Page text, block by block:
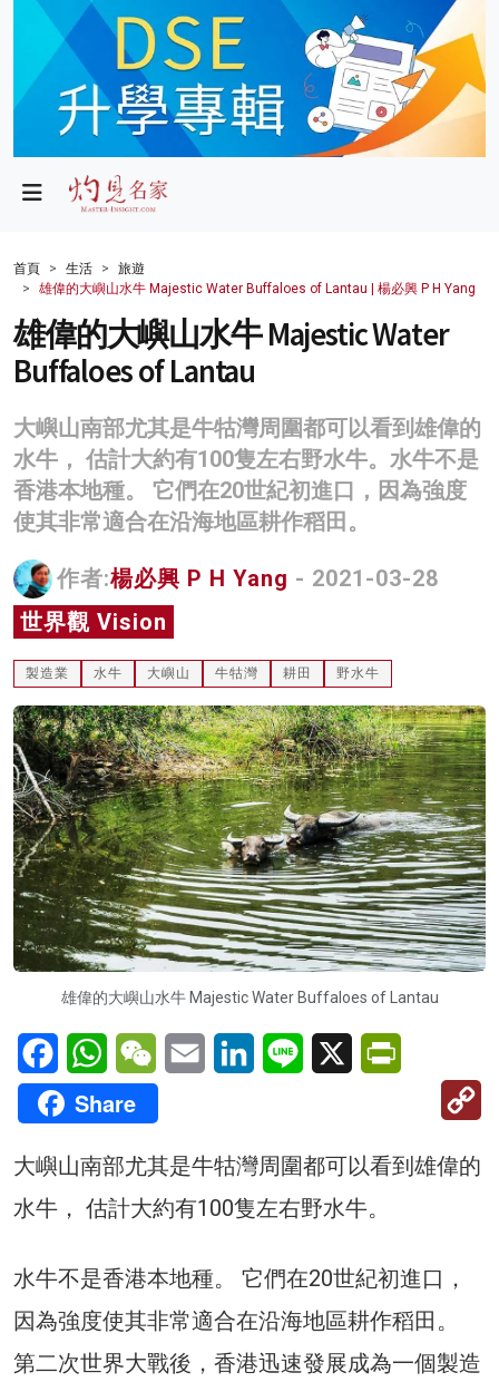
政局
財經
生活
健康
科技
影片
名家榜
灼見活動
關於我們
首頁 生活
旅遊
雄偉的大嶼山水牛 Majestic Water Buffaloes of Lantau | 楊必興 P H Yang
雄偉的大嶼山水牛 Majestic Water
Buffaloes of Lantau
大嶼山南部尤其是牛牯灣周圍都可以看到雄偉的
水牛， 估計大約有100隻左右野水牛。水牛不是
香港本地種。 它們在20世紀初進口，因為強度
使其非常適合在沿海地區耕作稻田。
作者:楊必興 P H Yang - 2021-03-28
世界觀 Vision
製造業 水牛 大嶼山 牛牯灣 耕田 野水牛
雄偉的大嶼山水牛 Majestic Water Buffaloes of Lantau
FacebookWhatsAppWeChatEmail LinkedInLine X
Share
大嶼山南部尤其是牛牯灣周圍都可以看到雄偉的
水牛， 估計大約有100隻左右野水牛。
水牛不是香港本地種。 它們在20世紀初進口，
因為強度使其非常適合在沿海地區耕作稻田。
第二次世界大戰後，香港迅速發展成為一個製造